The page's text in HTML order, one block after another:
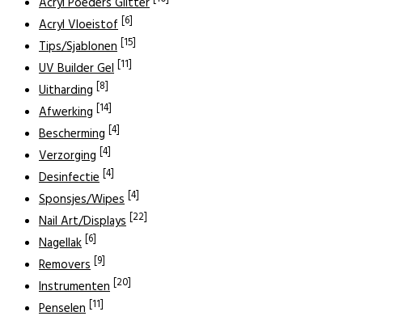
Acryl Vloeistof [6]
Tips/Sjablonen [15]
UV Builder Gel [11]
Uitharding [8]
Afwerking [14]
Bescherming [4]
Verzorging [4]
Desinfectie [4]
Sponsjes/Wipes [4]
Nail Art/Displays [22]
Nagellak [6]
Removers [9]
Instrumenten [20]
Penselen [11]